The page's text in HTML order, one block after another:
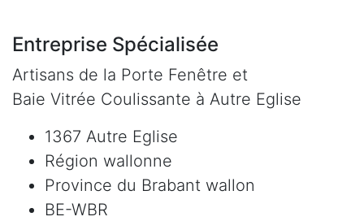
Entreprise Spécialisée
Artisans de la Porte Fenêtre et
Baie Vitrée Coulissante à Autre Eglise
1367 Autre Eglise
Région wallonne
Province du Brabant wallon
BE-WBR